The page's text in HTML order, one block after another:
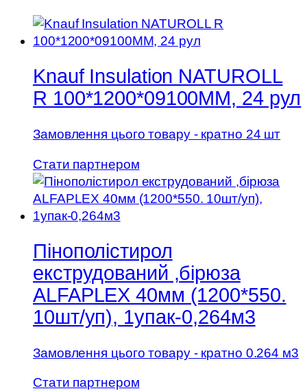
Knauf Insulation NATUROLL
R 100*1200*09100MM, 24 рул
Замовлення цього товару - кратно 24 шт
Стати партнером
Пінополістирол
екструдований ,бірюза
ALFAPLEX 40мм (1200*550.
10шт/уп), 1упак-0,264м3
Замовлення цього товару - кратно 0.264 м3
Стати партнером